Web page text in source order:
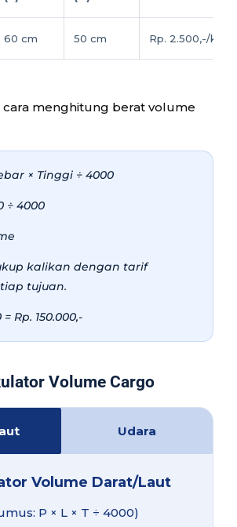
60 cm 50 cm Rp. 2.500,-/kg
menghitung berat volume
× Tinggi ÷ 4000
÷ 4000
kalikan dengan tarif
tujuan.
Rp. 150.000,-
Volume Cargo
Udara
Volume Darat/Laut
P × L × T ÷ 4000)